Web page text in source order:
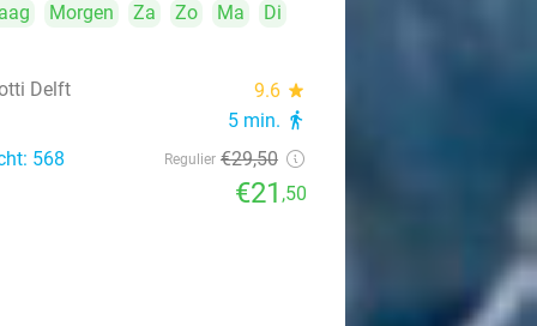
Morgen Za Zo Ma
Di
Delft
9.6 star
5 min. directions_walk
568 Regulier €29,50
€21 ,50